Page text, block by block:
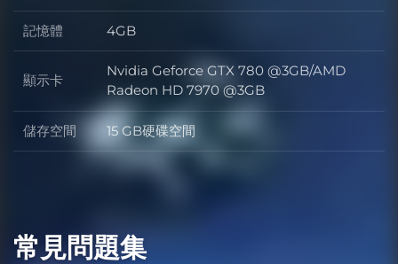
記憶體 記憶體
4GB
顯示卡 顯示卡
Nvidia Geforce GTX 780 @3GB/AMD
Radeon HD 7970 @3GB
儲存空間 儲存空間
15 GB硬碟空間
常見問題集